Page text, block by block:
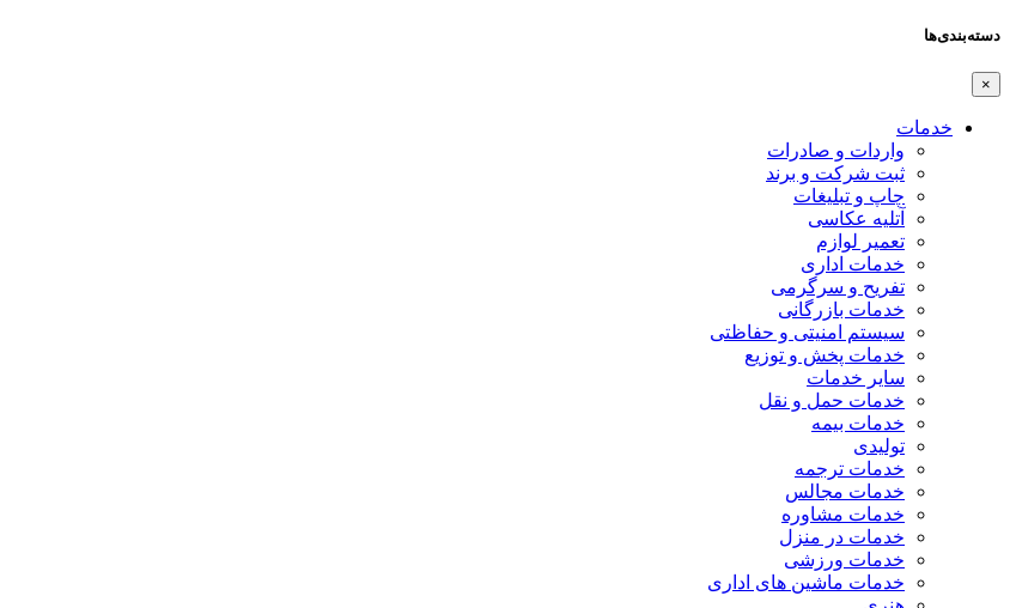
دسته‌بندی‌ها
×
خدمات
واردات و صادرات
ثبت شرکت و برند
چاپ و تبلیغات
آتلیه عکاسی
تعمیر لوازم
خدمات اداری
تفریح و سرگرمی
خدمات بازرگانی
سیستم امنیتی و حفاظتی
خدمات پخش و توزیع
سایر خدمات
خدمات حمل و نقل
خدمات بیمه
تولیدی
خدمات ترجمه
خدمات مجالس
خدمات مشاوره
خدمات در منزل
خدمات ورزشی
خدمات ماشین های اداری